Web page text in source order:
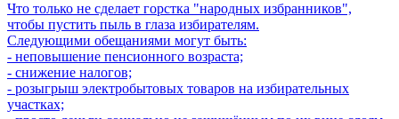
Что только не сделает горстка "народных избранников",
чтобы пустить пыль в глаза избирателям.
Следующими обещаниями могут быть:
- неповышение пенсионного возраста;
- снижение налогов;
- розыгрыш электробытовых товаров на избирательных
участках;